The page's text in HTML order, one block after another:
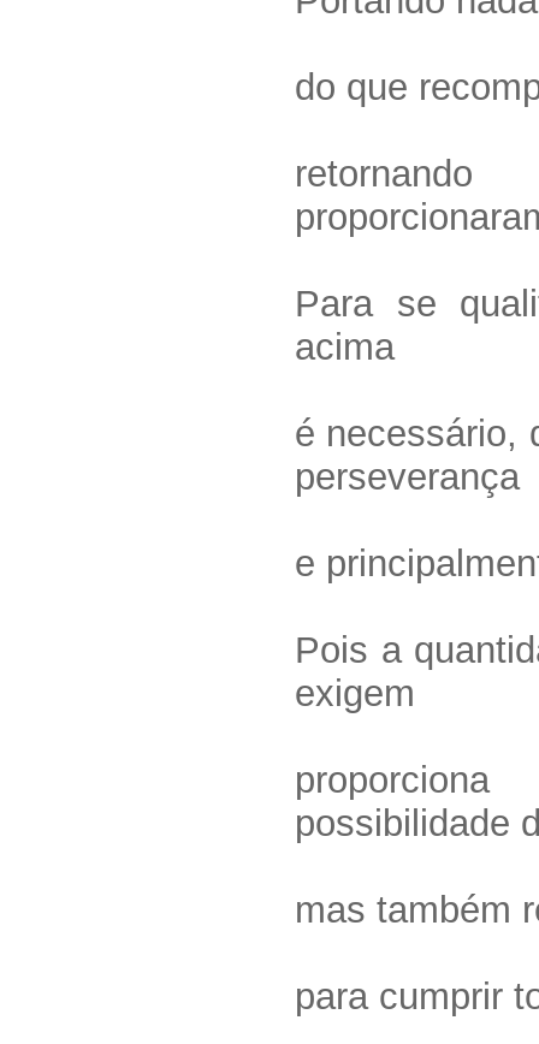
do que
Para se
acima
é necessário,
perseverança
e
Pois a
exigem
possibilidade
mas também
para cumprir